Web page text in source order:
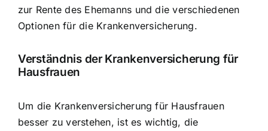
zur Rente des Ehemanns und die verschiedenen
Optionen für die Krankenversicherung.
Verständnis der Krankenversicherung für
Hausfrauen
Um die Krankenversicherung für Hausfrauen
besser zu verstehen, ist es wichtig, die